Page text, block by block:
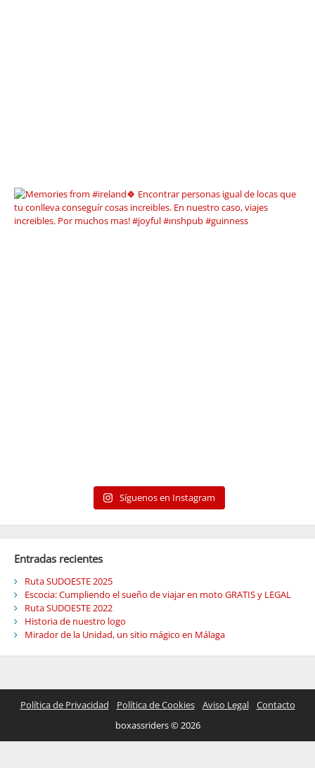
Síguenos en Instagram
Entradas recientes
Ruta SUDOESTE 2025
Escocia: Cumpliendo el sueño de viajar en moto GRATIS y LEGAL
Ruta SUDOESTE 2022
Historia de nuestro logo
Mirador de la Unidad, un sitio mágico en Málaga
Política de Privacidad Política de Cookies Aviso Legal
Contacto
boxassriders © 2026